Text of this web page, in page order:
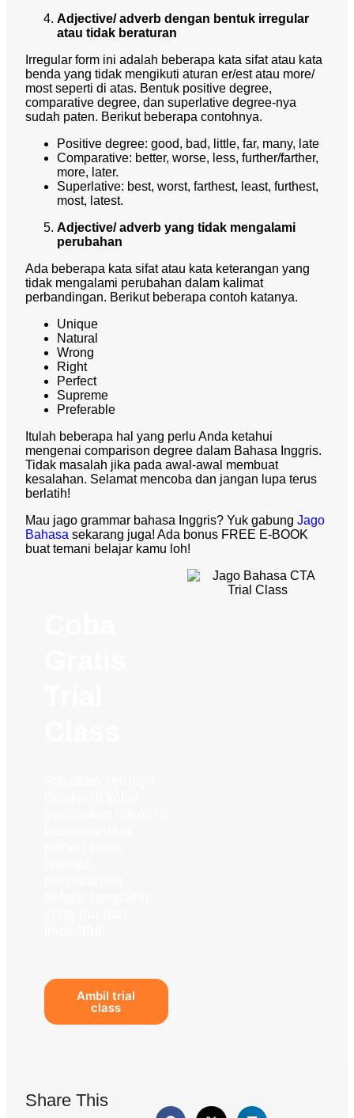
Adjective/ adverb dengan bentuk irregular
atau tidak beraturan
Irregular form ini adalah beberapa kata sifat atau kata
benda yang tidak mengikuti aturan er/est atau more/
most seperti di atas. Bentuk positive degree,
comparative degree, dan superlative degree-nya
sudah paten. Berikut beberapa contohnya.
Positive degree: good, bad, little, far, many, late
Comparative: better, worse, less, further/farther,
more, later.
Superlative: best, worst, farthest, least, furthest,
most, latest.
Adjective/ adverb yang tidak mengalami
perubahan
Ada beberapa kata sifat atau kata keterangan yang
tidak mengalami perubahan dalam kalimat
perbandingan. Berikut beberapa contoh katanya.
Unique
Natural
Wrong
Right
Perfect
Supreme
Preferable
Itulah beberapa hal yang perlu Anda ketahui
mengenai comparison degree dalam Bahasa Inggris.
Tidak masalah jika pada awal-awal membuat
kesalahan. Selamat mencoba dan jangan lupa terus
berlatih!
Mau jago grammar bahasa Inggris? Yuk gabung Jago
Bahasa sekarang juga! Ada bonus FREE E-BOOK
buat temani belajar kamu loh!
Ambil trial
class
Share This